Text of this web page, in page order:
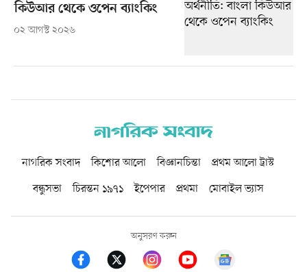
কিউআর থেকে ওপেন ব্যাংকিং
০২ আগস্ট ২০২৬
নাগরিক সংবাদ কিশোর আলো বিজ্ঞানচিন্তা
প্রথম আলো ট্রাস্ট
বন্ধুসভা
চিরন্তন ১৯৭১ ইপেপার প্রথমা মোবাইল ভ্যাস
অনুসরণ করুন